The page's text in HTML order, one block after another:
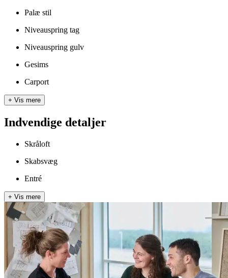
Palæ stil
Niveauspring tag
Niveauspring gulv
Gesims
Carport
+ Vis mere
Indvendige detaljer
Skråloft
Skabsvæg
Entré
+ Vis mere